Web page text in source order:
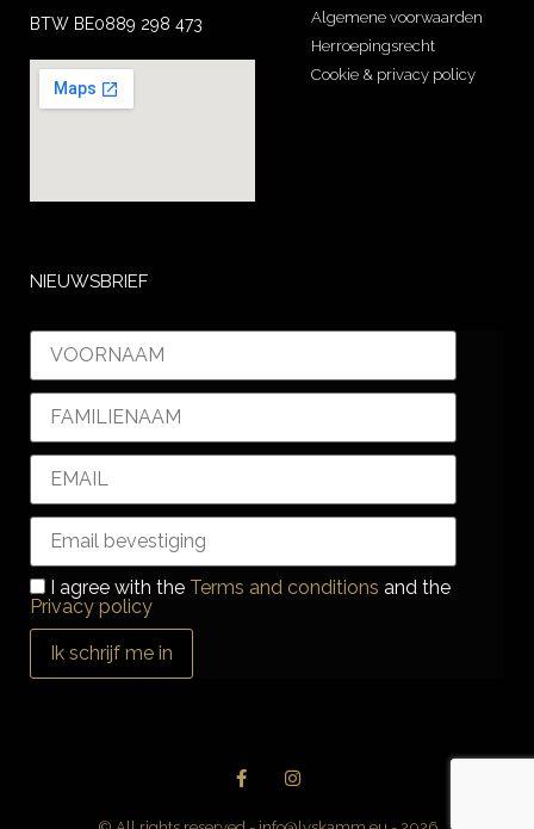
BTW BE0889 298 473
Algemene voorwaarden
Herroepingsrecht
Cookie & privacy policy
NIEUWSBRIEF
I agree with the Terms and conditions and the
Privacy policy
Ik schrijf me in